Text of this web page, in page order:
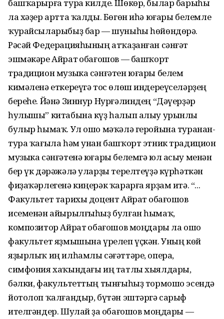
башҡарырға тура килде. Шөкөр, былар барыһы
ла хәҙер артта ҡалды. Бөгөн иһә юғары белемле
ҡурайсыларыбыҙ бар — шуныһы һөйөндөрә.
Рәсәй Федерацияһының атҡаҙанған сәнғәт
эшмәкәре Айрат Ҡобағошов — башҡорт
традицион музыка сәнғәтен юғары белем
кимәленә еткереүгә тос өлөш индереүселәрҙең
береһе. Йәнә Зиннур Нурғәлиндең “Дәүерҙәр
һулышы” китабына күҙ һалып алыу урынлы
булыр һымаҡ. Ул ошо мәҡәлә геройына туранан-
тура ҡағыла һәм унан башҡорт этник традицион
музыка сәнғәтенә юғары белемгә юл асыу менән
бер үк дәрәжәлә уларҙы терелтеүҙә күрһәткән
фиҙаҡәрлегенә киңерәк ҡарарға ярҙам итә. “...
Факультет тарихы доцент Айрат Ҡобағошов
исеменән айырылғыһыҙ булған һымаҡ,
композитор Айрат Ҡобағошов моңдары ла ошо
факультет яҙмышына үрелеп үҫкән. Уның көй
яҙырлыҡ иң илһамлы сәғәттәре, опера,
симфония хаҡындағы иң татлы хыялдары,
бәлки, факультеттың тынғыһыҙ тормошо эсендә
йотолоп ҡалғандыр, бүтән эштәргә сарыф
ителгәндер. Шулай ҙа Ҡобағошов моңдары —